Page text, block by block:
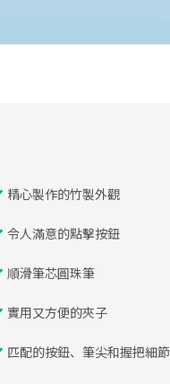
精心製作的竹製外觀
令人滿意的點擊按鈕
順滑筆芯圓珠筆
實用又方便的夾子
匹配的按鈕、筆尖和握把細節